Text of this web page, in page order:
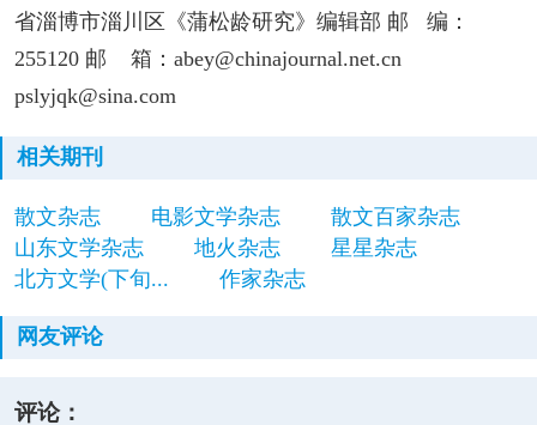
省淄博市淄川区《蒲松龄研究》编辑部 邮 编：
255120 邮 箱：abey@chinajournal.net.cn
pslyjqk@sina.com
相关期刊
散文杂志 电影文学杂志
散文百家杂志
山东文学杂志
地火杂志
星星杂志
北方文学(下旬...
作家杂志
网友评论
评论：